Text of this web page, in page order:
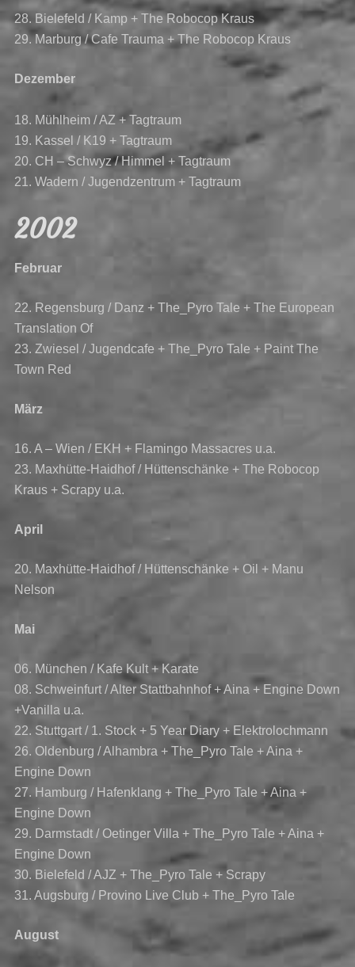
28. Bielefeld / Kamp + The Robocop Kraus
29. Marburg / Cafe Trauma + The Robocop Kraus
Dezember
18. Mühlheim / AZ + Tagtraum
19. Kassel / K19 + Tagtraum
20. CH – Schwyz / Himmel + Tagtraum
21. Wadern / Jugendzentrum + Tagtraum
2002
Februar
22. Regensburg / Danz + The_Pyro Tale + The European
Translation Of
23. Zwiesel / Jugendcafe + The_Pyro Tale + Paint The
Town Red
März
16. A – Wien / EKH + Flamingo Massacres u.a.
23. Maxhütte-Haidhof / Hüttenschänke + The Robocop
Kraus + Scrapy u.a.
April
20. Maxhütte-Haidhof / Hüttenschänke + Oil + Manu
Nelson
Mai
06. München / Kafe Kult + Karate
08. Schweinfurt / Alter Stattbahnhof + Aina + Engine Down
+Vanilla u.a.
22. Stuttgart / 1. Stock + 5 Year Diary + Elektrolochmann
26. Oldenburg / Alhambra + The_Pyro Tale + Aina +
Engine Down
27. Hamburg / Hafenklang + The_Pyro Tale + Aina +
Engine Down
29. Darmstadt / Oetinger Villa + The_Pyro Tale + Aina +
Engine Down
30. Bielefeld / AJZ + The_Pyro Tale + Scrapy
31. Augsburg / Provino Live Club + The_Pyro Tale
August